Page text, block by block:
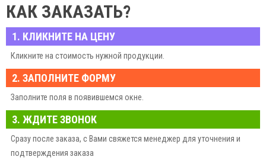
КАК ЗАКАЗАТЬ?
1. КЛИКНИТЕ НА ЦЕНУ
Кликните на стоимость нужной продукции.
2. ЗАПОЛНИТЕ ФОРМУ
Заполните поля в появившемся окне.
3. ЖДИТЕ ЗВОНОК
Сразу после заказа, с Вами свяжется менеджер для уточнения и
подтверждения заказа